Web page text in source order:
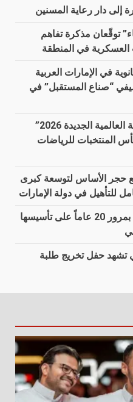
إلى دار رعاية المسنين
توقّعان مذكرة تفاهم
العسكرية في المنطقة
في الإمارات العربية
“صناع المستقبل” في
الرياض تستضيف “مؤتمر الرياضة العالمية الجديدة 2026”
المنتخبات للرياضات
حجر الأساس لتوسعة كبرى
للتأهيل في دولة الإمارات
حضانة أوركارد البريطانية تحتفل بمرور 20 عاماً على تأسيسها
تشهد حفل تخريج طلبة